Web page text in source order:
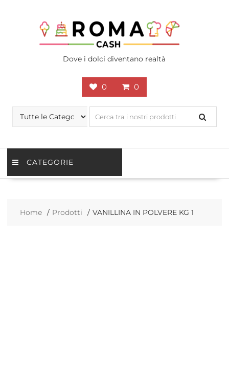
Dove i dolci diventano realtà
0 0
CATEGORIE
Home Prodotti VANILLINA IN POLVERE KG 1